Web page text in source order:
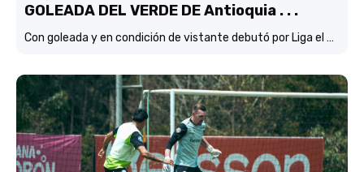
GOLEADA DEL VERDE DE Antioquia . . .
Con goleada y en condición de vistante debutó por Liga el verde de Lucas González frente a Jaguares de Córdoba.